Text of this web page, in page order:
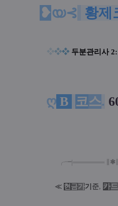
❥യ⊰ 황제
❖❖❖ 두분관리사
ღ B 코스.
╭╼|═══════ ✱
≪ 현 금가기 준, 카드